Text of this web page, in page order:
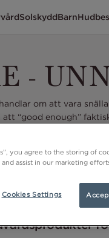
SolskyddBarn
-
om att vara
att “good enough”
i vardagen.
you agree to the storing of
assist in our marketing
Cookies Settings